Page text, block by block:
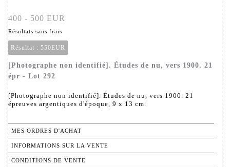
400 - 500 EUR
Résultats sans frais
Résultat : 550EUR
[Photographe non identifié]. Études de nu, vers 1900. 21
épr - Lot 292
[Photographe non identifié]. Études de nu, vers 1900. 21
épreuves argentiques d'époque, 9 x 13 cm.
MES ORDRES D'ACHAT
INFORMATIONS SUR LA VENTE
CONDITIONS DE VENTE